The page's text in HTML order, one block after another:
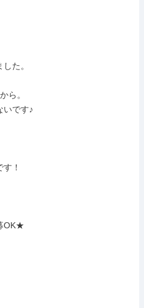
た。
ら。
いです♪
！
OK★